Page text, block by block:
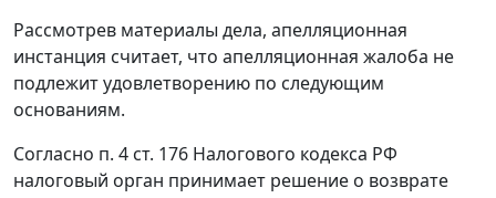
Рассмотрев материалы дела, апелляционная
инстанция считает, что апелляционная жалоба не
подлежит удовлетворению по следующим
основаниям.
Согласно п. 4 ст. 176 Налогового кодекса РФ
налоговый орган принимает решение о возврате